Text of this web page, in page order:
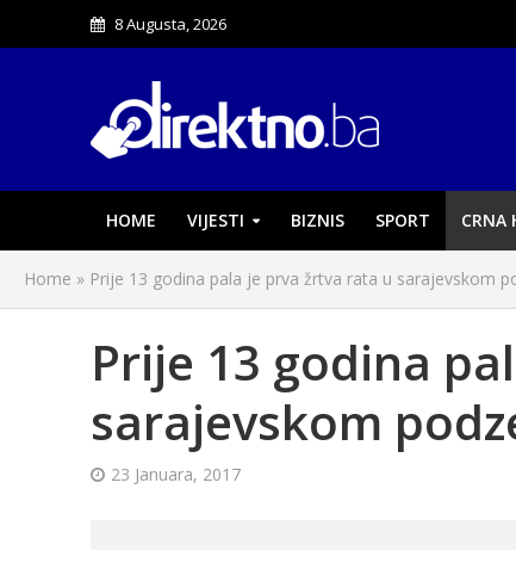
8 Augusta, 2026
HOME VIJESTI BIZNIS SPORT CRNA
Home » Prije 13 godina pala je prva žrtva rata u sarajevskom
Prije 13 godina
sarajevskom
23 Januara, 2017